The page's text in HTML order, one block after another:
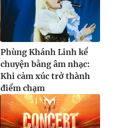
Phùng Khánh Linh kể
chuyện bằng âm nhạc:
Khi cảm xúc trở thành
điểm chạm